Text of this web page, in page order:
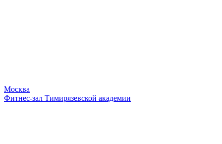
Москва
Фитнес-зал Тимирязевской академии